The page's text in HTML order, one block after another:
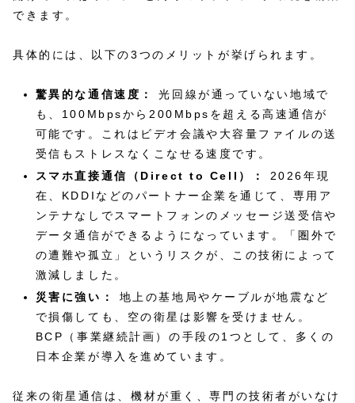
できます。
具体的には、以下の3つのメリットが挙げられます。
驚異的な通信速度：
光回線が通っていない地域で
も、100Mbpsから200Mbpsを超える高速通信が
可能です。これはビデオ会議や大容量ファイルの送
受信もストレスなくこなせる速度です。
スマホ直接通信（Direct to Cell）：
2026年現
在、KDDIなどのパートナー企業を通じて、専用ア
ンテナなしでスマートフォンのメッセージ送受信や
データ通信ができるようになっています。「圏外で
の遭難や孤立」というリスクが、この技術によって
激減しました。
災害に強い：
地上の基地局やケーブルが地震など
で損傷しても、空の衛星は影響を受けません。
BCP（事業継続計画）の手段の1つとして、多くの
日本企業が導入を進めています。
従来の衛星通信は、機材が重く、専門の技術者がいなけ